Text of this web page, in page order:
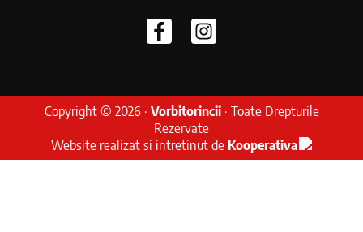
Copyright © 2026 · Vorbitorincii· Toate Drepturile
Rezervate
Website realizat si intretinut de Kooperativa